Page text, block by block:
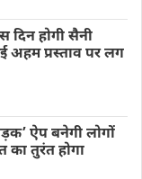
दिन होगी सैनी
प्रस्ताव पर लग
ऐप बनेगी लोगों
का तुरंत होगा